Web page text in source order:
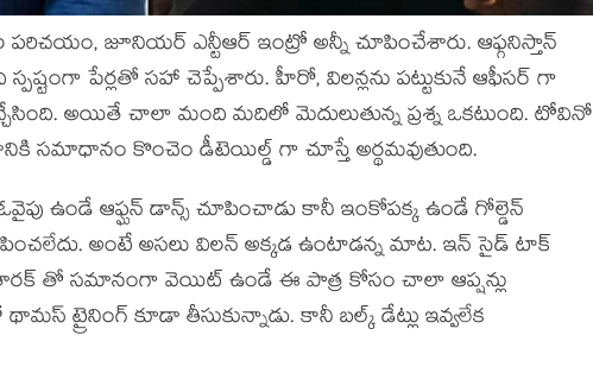
పరిచయం, జూనియర్ ఎన్టీఆర్ ఇంట్రో అన్నీ చూపించేశారు. ఆఫ్గనిస్తాన్
పేర్లతో సహా చెప్పేశారు. హీరో, విలన్లను పట్టుకునే ఆఫీసర్ గా
అయితే చాలా మంది మదిలో మెదులుతున్న ప్రశ్న ఒకటుంది. టోవినో
సమాధానం కొంచెం డీటెయిల్డ్ గా చూస్తే అర్థమవుతుంది.
ఉండే ఆఫ్ఘన్ డాన్స్ చూపించాడు కానీ ఇంకోపక్క ఉండే గోల్డెన్
అంటే అసలు విలన్ అక్కడ ఉంటాడన్న మాట. ఇన్ సైడ్ టాక్
తో సమానంగా వెయిట్ ఉండే ఈ పాత్ర కోసం చాలా ఆప్షన్లు
ట్రైనింగ్ కూడా తీసుకున్నాడు. కానీ బల్క్ డేట్లు ఇవ్వలేక